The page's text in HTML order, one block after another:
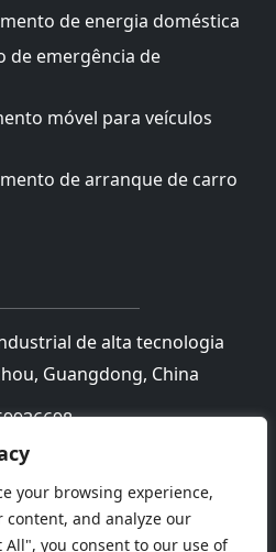
your browsing experience,
content, and analyze our
you consent to our use of
de energia doméstica
de emergência de
móvel para veículos
de arranque de carro
de alta tecnologia
Guangdong, China
Privacidade